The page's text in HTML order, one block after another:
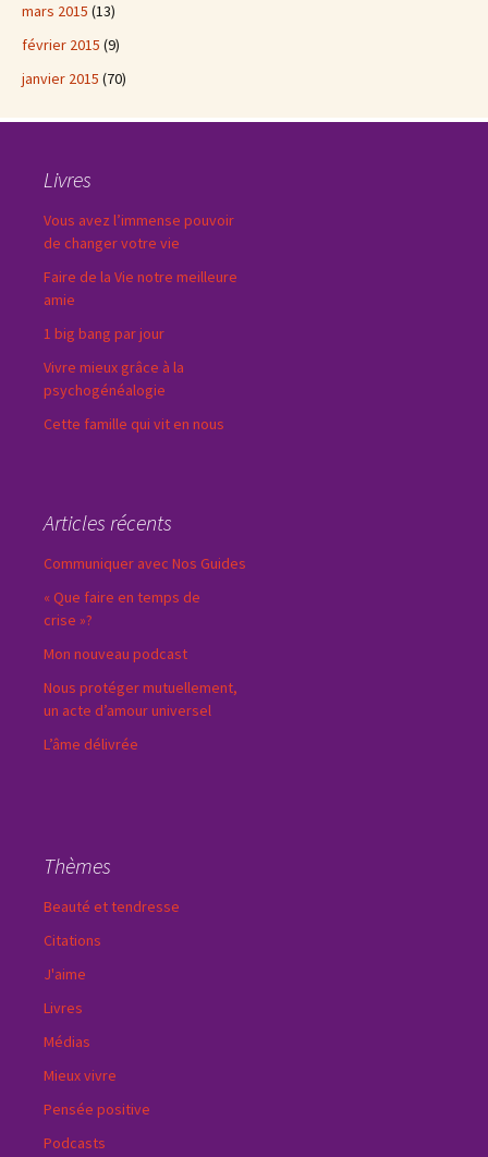
mars 2015 (13)
février 2015 (9)
janvier 2015 (70)
Livres
Vous avez l’immense pouvoir
de changer votre vie
Faire de la Vie notre meilleure
amie
1 big bang par jour
Vivre mieux grâce à la
psychogénéalogie
Cette famille qui vit en nous
Articles récents
Communiquer avec Nos Guides
« Que faire en temps de
crise »?
Mon nouveau podcast
Nous protéger mutuellement,
un acte d’amour universel
L’âme délivrée
Thèmes
Beauté et tendresse
Citations
J'aime
Livres
Médias
Mieux vivre
Pensée positive
Podcasts